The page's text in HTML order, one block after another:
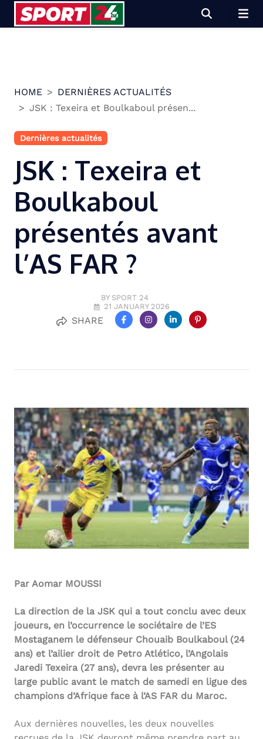
HOME
DERNIÈRES ACTUALITÉS
JSK : Texeira et Boulkaboul présen...
Dernières actualités
JSK : Texeira et
Boulkaboul
présentés avant
l’AS FAR ?
BY SPORT 24
21 JANUARY 2026
SHARE
Par Aomar MOUSSI
La direction de la JSK qui a tout conclu avec deux
joueurs, en l’occurrence le sociétaire de l’ES
Mostaganem le défenseur Chouaib Boulkaboul (24
ans) et l’ailier droit de Petro Atlético, l’Angolais
Jaredi Texeira (27 ans), devra les présenter au
large public avant le match de samedi en ligue des
champions d’Afrique face à l’AS FAR du Maroc.
Aux dernières nouvelles, les deux nouvelles